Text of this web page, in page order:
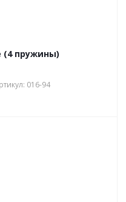
(4 пружины)
016-94